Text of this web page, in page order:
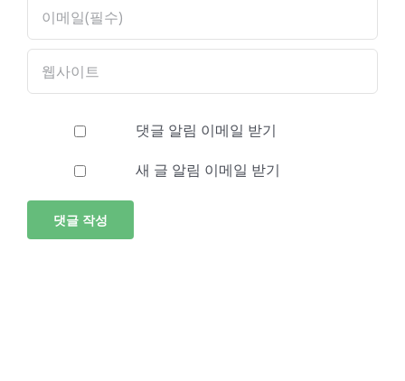
댓글 알림 이메일 받기
새 글 알림 이메일 받기